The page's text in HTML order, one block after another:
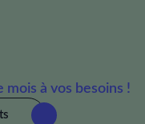
mois à vos besoins !